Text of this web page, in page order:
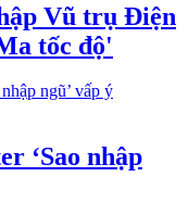
Vũ trụ Điện
tốc độ'
‘Sao nhập